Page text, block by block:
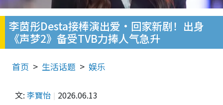
李茵彤Desta接棒演出爱·回家新剧！出身
《声梦2》备受TVB力捧人气急升
首页 生活话题 娱乐
文: 李寶怡 2026.06.13